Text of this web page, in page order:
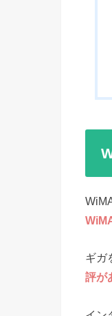
ギガ
評が